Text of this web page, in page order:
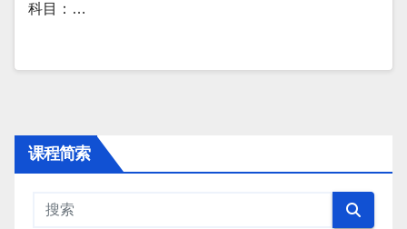
科目：…
课程简索